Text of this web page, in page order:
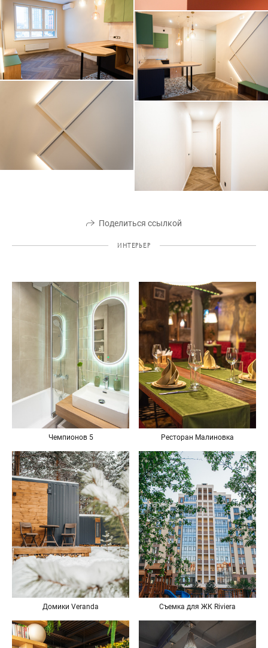
Поделиться ссылкой
ИНТЕРЬЕР
Чемпионов 5 Ресторан Малиновка
Домики Veranda Съемка для ЖК Riviera